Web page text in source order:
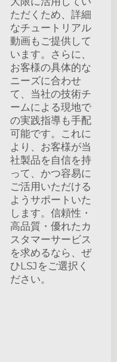
ただくため、詳細
なチュートリアル
動画もご提供して
います。さらに、
お客様の具体的な
ニーズに合わせ
て、当社の技術チ
ームによる現地で
の実践指導も手配
可能です。これに
より、お客様が当
社製品を自信を持
って、かつ容易に
ご活用いただける
ようサポートいた
します。信頼性・
高品質・優れたカ
スタマーサービス
を求めるなら、ぜ
ひLSJをご選択く
ださい。